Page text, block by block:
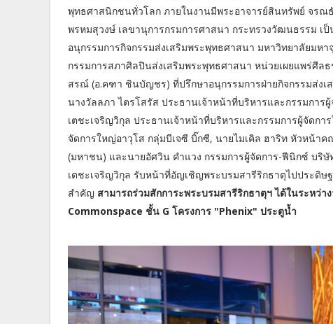
พุทธศาสนิกชนทั่วโลก ภายในงานมีพระอาจารย์สินทรัพย์ จร
พรหมสุวงษ์ เลขานุการกรมการศาสนา กระทรวงวัฒนธรรม เ
อนุกรรมการกิจกรรมส่งเสริมพระพุทธศาสนา มหาวิทยาลัยม
กรรมการสภาศิลปินส่งเสริมพระพุทธศาสนา หน่วยเผยแพร่ศี
สรณ์ (อ.คฑา ชินบัญชร) ที่ปรึกษาอนุกรรมการฝ่ายกิจกรรมส่ง
นางวัลลภา ไตรโสรัส ประธานเจ้าหน้าที่บริหารและกรรมกา
เตชะเจริญวิกุล ประธานเจ้าหน้าที่บริหารและกรรมการผู้จัดก
จัดการใหญ่อาวุโส กลุ่มบีเจซี บิ๊กซี, นายไมเคิล ฮาริท หัวหน้า
(มหาชน) และนายอัศวิน คำแวง กรรมการผู้จัดการ-ฟีนิกซ์ บริ
เตชะเจริญวิกุล รับหน้าที่อัญเชิญพระบรมสารีริกธาตุไปประดิ
สำคัญ สามารถร่วมสักการะพระบรมสารีริกธาตุฯ ได้ในระหว่
Commonspace ชั้น G โครงการ "Phenix" ประตูน้ำ